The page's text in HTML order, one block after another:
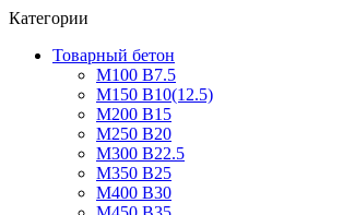
Категории
Товарный бетон
М100 В7.5
М150 В10(12.5)
М200 В15
М250 В20
М300 В22.5
М350 В25
М400 В30